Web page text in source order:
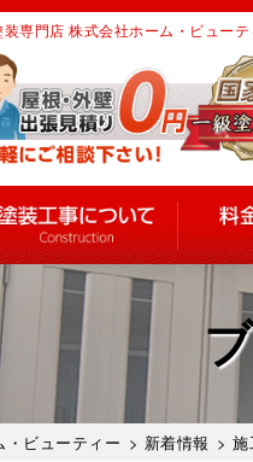
専門店 株式会社ホーム・ビュー
ビューティー > 新着情報 > 施